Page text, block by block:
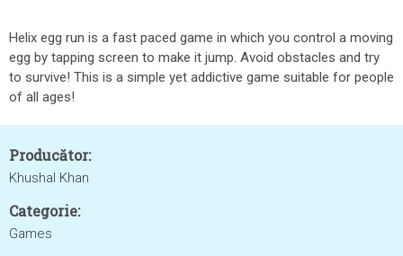
Helix egg run is a fast paced game in which you control a moving
egg by tapping screen to make it jump. Avoid obstacles and try
to survive! This is a simple yet addictive game suitable for people
of all ages!
Producător:
Khushal Khan
Categorie:
Games